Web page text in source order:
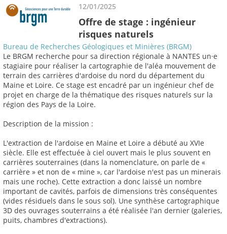
12/01/2025
Offre de stage : ingénieur
risques naturels
Bureau de Recherches Géologiques et Minières (BRGM)
Le BRGM recherche pour sa direction régionale à NANTES un·e
stagiaire pour réaliser la cartographie de l'aléa mouvement de
terrain des carrières d'ardoise du nord du département du
Maine et Loire. Ce stage est encadré par un ingénieur chef de
projet en charge de la thématique des risques naturels sur la
région des Pays de la Loire.
Description de la mission :
L'extraction de l'ardoise en Maine et Loire a débuté au XVIe
siècle. Elle est effectuée à ciel ouvert mais le plus souvent en
carrières souterraines (dans la nomenclature, on parle de «
carrière » et non de « mine », car l'ardoise n'est pas un minerais
mais une roche). Cette extraction a donc laissé un nombre
important de cavités, parfois de dimensions très conséquentes
(vides résiduels dans le sous sol). Une synthèse cartographique
3D des ouvrages souterrains a été réalisée l'an dernier (galeries,
puits, chambres d'extractions).